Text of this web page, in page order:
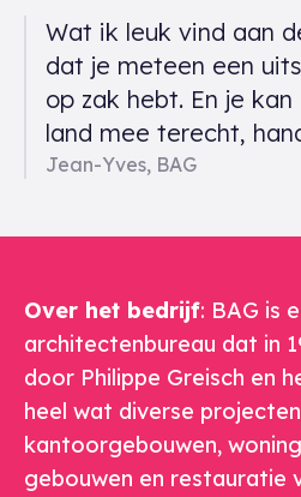
Een gerelateerd
Wat ik leuk vind aan
dat je meteen een
op zak hebt. En je
land mee terecht,
Jean-Yves, BAG
Over het bedrijf: BAG is
architectenbureau dat in
door Philippe Greisch en
heel wat diverse
kantoorgebouwen,
gebouwen en restauratie